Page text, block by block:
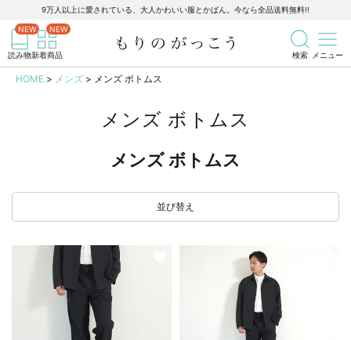
9万人以上に愛されている、大人かわいい服とかばん。今なら全品送料無料!!
読み物新着商品 検索 メニュー
商品を検索 記事を検索
HOME メンズ メンズ ボトムス
メンズ ボトムス
メンズ ボトムス
並び替え